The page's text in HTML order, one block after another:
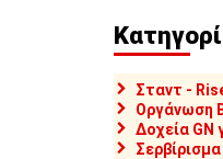
Σταντ -
Οργάνωση
Δοχεία GN